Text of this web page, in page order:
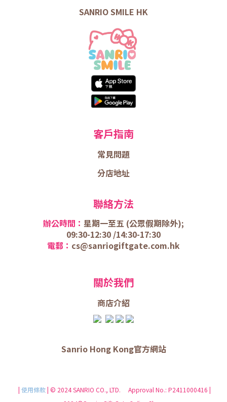
SANRIO SMILE HK
客戶指南
常見問題
分店地址
聯絡方法
辦公時間： 星期一至五 (公眾假期除外);
09:30-12:30 /14:30-17:30
電郵： cs@sanriogiftgate.com.hk
關於我們
商店介紹
Sanrio Hong Kong官方網站
| 使用條款| © 2024 SANRIO CO., LTD. Approval No.: P2411000416 |